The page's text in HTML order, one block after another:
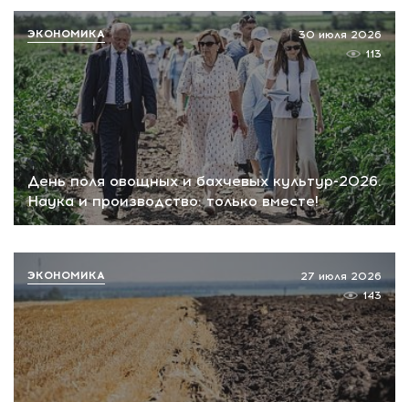
День поля овощных и бахчевых культур-2026.
Наука и производство: только вместе!
30 июля 2026
113
ЭКОНОМИКА
27 июля 2026
143
ЭКОНОМИКА